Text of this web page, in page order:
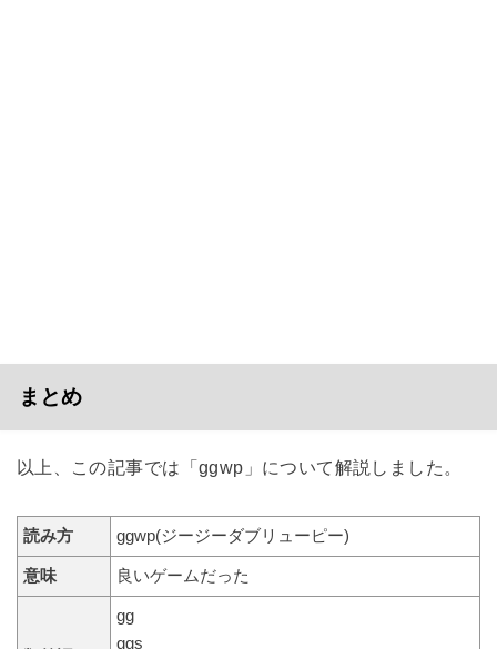
まとめ
以上、この記事では「ggwp」について解説しました。
読み方 ggwp(ジージーダブリューピー)
意味 良いゲームだった
gg
ggs